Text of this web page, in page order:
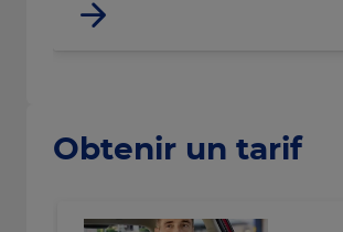
Obtenir un tarif